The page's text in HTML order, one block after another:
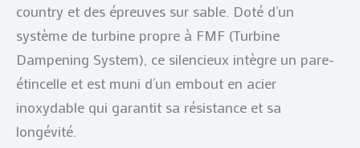
country et des épreuves sur sable. Doté d’un
système de turbine propre à FMF (Turbine
Dampening System), ce silencieux intègre un pare-
étincelle et est muni d’un embout en acier
inoxydable qui garantit sa résistance et sa
longévité.